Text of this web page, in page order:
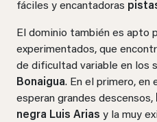
fáciles y encantadoras
El dominio también es apto
experimentados, que
de dificultad variable en los
Bonaigua. En el primero, en
esperan grandes descensos,
negra Luis Arias y la muy